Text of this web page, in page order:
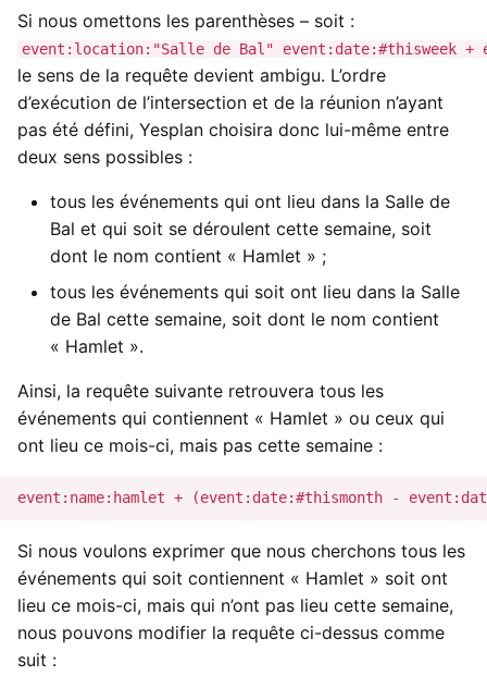
Si nous omettons les parenthèses – soit :
event:location:"Salle de Bal" event:date:#thisweek +
le sens de la requête devient ambigu. L’ordre
d’exécution de l’intersection et de la réunion n’ayant
pas été défini, Yesplan choisira donc lui-même entre
deux sens possibles :
tous les événements qui ont lieu dans la Salle de
Bal et qui soit se déroulent cette semaine, soit
dont le nom contient « Hamlet » ;
tous les événements qui soit ont lieu dans la Salle
de Bal cette semaine, soit dont le nom contient
« Hamlet ».
Ainsi, la requête suivante retrouvera tous les
événements qui contiennent « Hamlet » ou ceux qui
ont lieu ce mois-ci, mais pas cette semaine :
Si nous voulons exprimer que nous cherchons tous les
événements qui soit contiennent « Hamlet » soit ont
lieu ce mois-ci, mais qui n’ont pas lieu cette semaine,
nous pouvons modifier la requête ci-dessus comme
suit :